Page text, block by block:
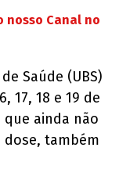
nosso Canal no
Saúde (UBS)
17, 18 e 19 de
que ainda não
dose, também